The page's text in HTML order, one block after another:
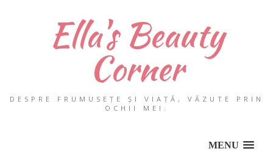
Ella's Beauty
Corner
DESPRE FRUMUSEȚE ȘI VIAȚĂ, VĂZUTE PRIN
OCHII MEI.
MENU